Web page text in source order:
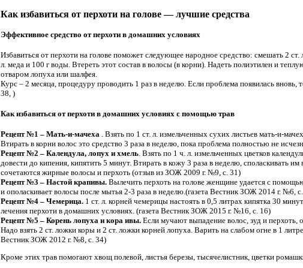
Как избавиться от перхоти на голове — лучшие средства
Эффективное средство от перхоти в домашних условиях
Избавиться от перхоти на голове поможет следующее народное средство: смешать 2
л. меда и 100 г воды. Втереть этот состав в волосы (в корни). Надеть полиэтилен и
отваром лопуха или шалфея.
Курс – 2 месяца, процедуру проводить 1 раз в неделю. Если проблема появилась
38, )
Как избавиться от перхоти в домашних условиях с помощью трав
Рецепт №1 – Мать-и-мачеха
. Взять по 1 ст. л. измельченных сухих листьев мать-и-
Втирать в корни волос это средство 3 раза в неделю, пока проблема полностью не
Рецепт №2 – Календула, лопух и хмель . Взять по 1 ч. л. измельченных цветков
довести до кипения, кипятить 5 минут. Втирать в кожу 3 раза в неделю, споласкивать
сочетаются жирные волосы и перхоть (отзыв из ЗОЖ 2009 г. №9, с. 31)
Рецепт №3 – Настой крапивы. Вылечить перхоть на голове женщине удается с
и ополаскивает волосы после мытья 2-3 раза в неделю.(газета Вестник ЗОЖ 2014 г. №6,
Рецепт №4 – Чемерица. 1 ст. л. корней чемерицы настоять в 0,5 литрах кипятка 30
лечения перхоти в домашних условиях. (газета Вестник ЗОЖ 2015 г. №16, с. 16)
Рецепт №5 – Корень лопуха и кора ивы. Если мучают выпадение волос, зуд и перхоть,
Надо взять 2 ст. ложки коры и 2 ст. ложки корней лопуха. Варить на слабом огне в 1
Вестник ЗОЖ 2012 г. №8, с. 34)
Кроме этих трав помогают хвощ полевой, листья березы, тысячелистник, цветки